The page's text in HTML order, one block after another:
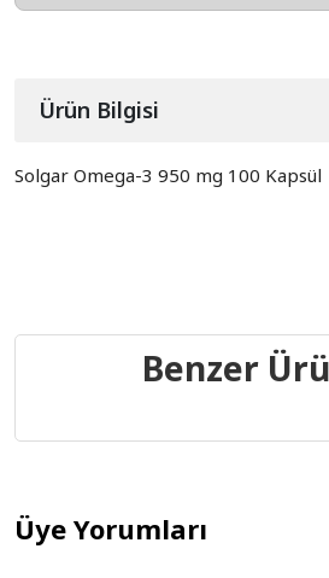
Ürün Bilgisi
Solgar Omega-3 950 mg 100 Kapsül
Benzer
Üye Yorumları